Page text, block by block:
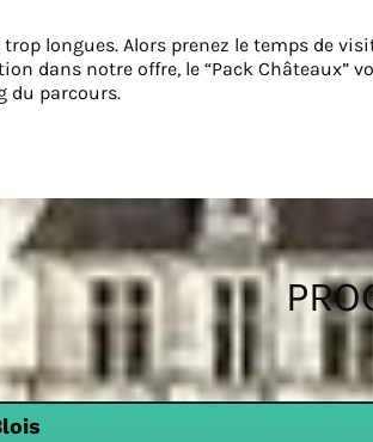
trop longues. Alors prenez le temps de
dans notre offre, le “Pack Châteaux”
du parcours.